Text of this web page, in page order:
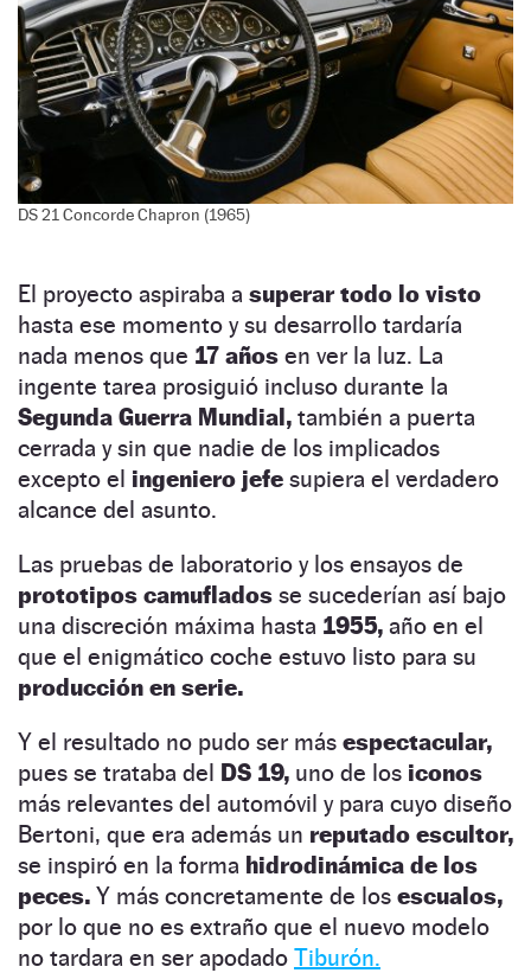
DS 21 Concorde Chapron (1965)
El proyecto aspiraba a superar todo lo visto
hasta ese momento y su desarrollo tardaría
nada menos que 17 años en ver la luz. La
ingente tarea prosiguió incluso durante la
Segunda Guerra Mundial, también a puerta
cerrada y sin que nadie de los implicados
excepto el ingeniero jefe supiera el verdadero
alcance del asunto.
Las pruebas de laboratorio y los ensayos de
prototipos camuflados se sucederían así bajo
una discreción máxima hasta 1955, año en el
que el enigmático coche estuvo listo para su
producción en serie.
Y el resultado no pudo ser más espectacular,
pues se trataba del DS 19, uno de los iconos
más relevantes del automóvil y para cuyo diseño
Bertoni, que era además un reputado escultor,
se inspiró en la forma hidrodinámica de los
peces. Y más concretamente de los escualos,
por lo que no es extraño que el nuevo modelo
no tardara en ser apodado Tiburón.